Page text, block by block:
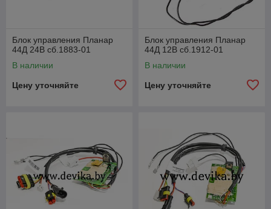
Блок управления Планар
44Д 24В сб.1883-01
В наличии
Цену уточняйте
Блок управления Планар
44Д 12В сб.1912-01
В наличии
Цену уточняйте